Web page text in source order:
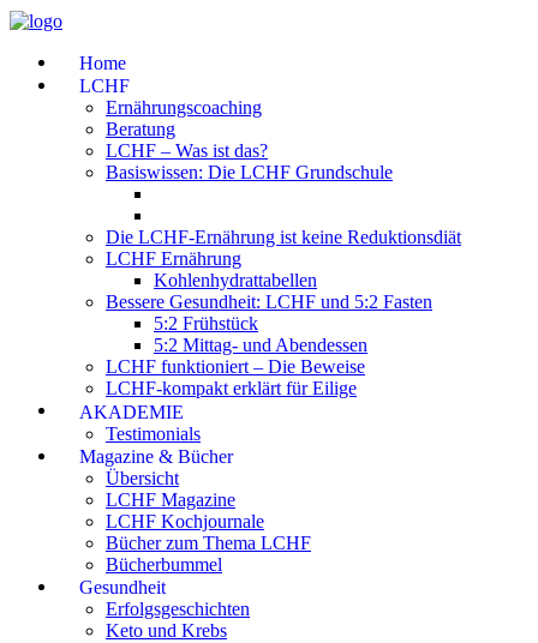
Home
LCHF
Ernährungscoaching
Beratung
LCHF – Was ist das?
Basiswissen: Die LCHF Grundschule
Die LCHF-Ernährung ist keine Reduktionsdiät
LCHF Ernährung
Kohlenhydrattabellen
Bessere Gesundheit: LCHF und 5:2 Fasten
5:2 Frühstück
5:2 Mittag- und Abendessen
LCHF funktioniert – Die Beweise
LCHF-kompakt erklärt für Eilige
AKADEMIE
Testimonials
Magazine & Bücher
Übersicht
LCHF Magazine
LCHF Kochjournale
Bücher zum Thema LCHF
Bücherbummel
Gesundheit
Erfolgsgeschichten
Keto und Krebs